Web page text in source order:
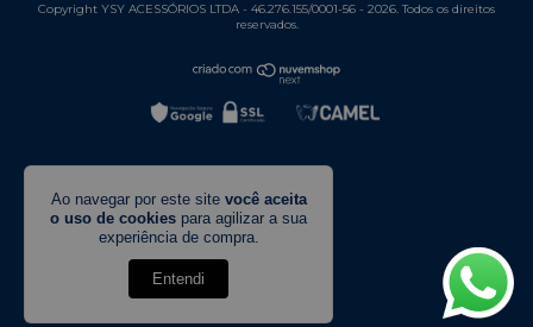
Ao navegar por este site você aceita
o uso de cookies para agilizar a sua
experiência de compra.
Entendi
Copyright YSY ACESSÓRIOS LTDA - 46.276.155/0001-56 - 2026. Todos os direitos
reservados.